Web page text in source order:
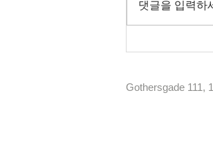
댓글을 입력하
Gothersgade 111,